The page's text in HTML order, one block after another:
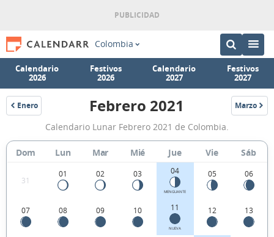
Colombia
Calendario
2026
Festivos
2026
Calendario
2027
Festivos
2027
Enero
2021
Calendario
Lunar
Febrero
2021
de
Colombia.
Febrero 2021 Marzo
2021
Calendario Lunar Febrero 2021 de Colombia.
Dom Lun Mar Mié Jue Vie Sáb
31
01 02 03 04
MENGUANTE
05 06
07 08 09 10 11
NUEVA
12 13